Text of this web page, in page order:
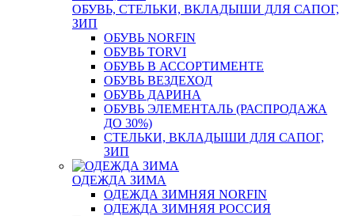
ОБУВЬ, СТЕЛЬКИ, ВКЛАДЫШИ ДЛЯ САПОГ,
ЗИП
ОБУВЬ NORFIN
ОБУВЬ TORVI
ОБУВЬ В АССОРТИМЕНТЕ
ОБУВЬ ВЕЗДЕХОД
ОБУВЬ ДАРИНА
ОБУВЬ ЭЛЕМЕНТАЛЬ (РАСПРОДАЖА
ДО 30%)
СТЕЛЬКИ, ВКЛАДЫШИ ДЛЯ САПОГ,
ЗИП
ОДЕЖДА ЗИМА
ОДЕЖДА ЗИМНЯЯ NORFIN
ОДЕЖДА ЗИМНЯЯ РОССИЯ